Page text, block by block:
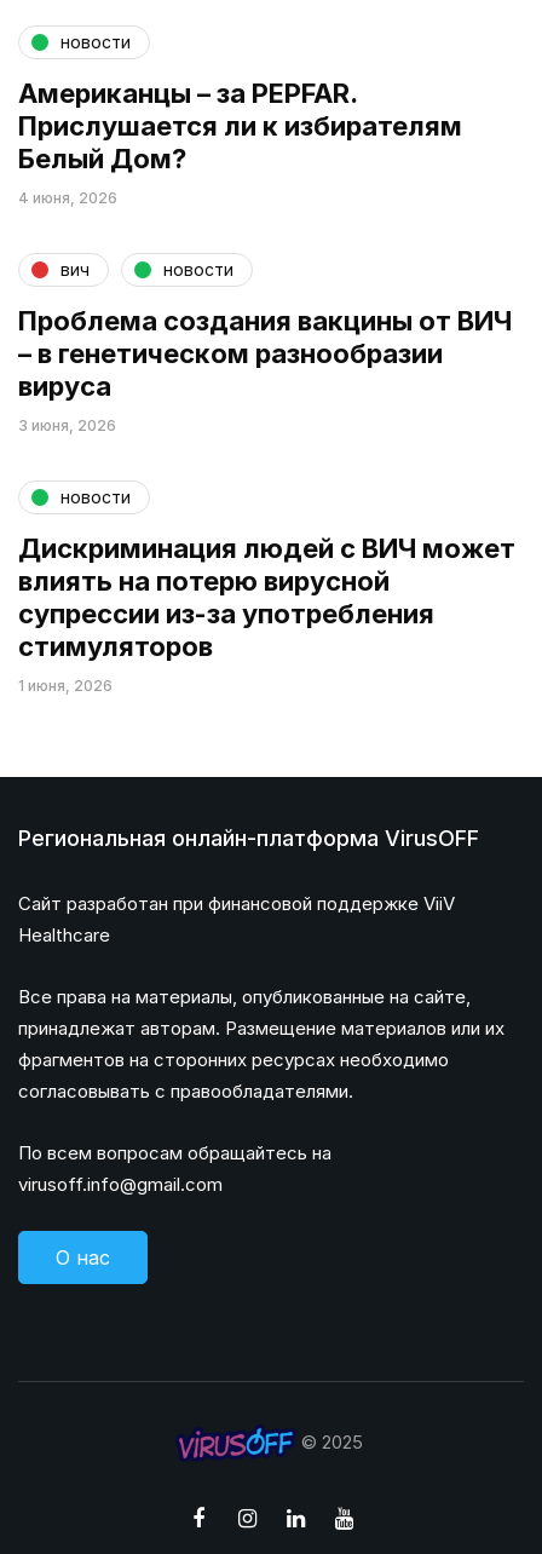
новости
Американцы – за PEPFAR.
Прислушается ли к избирателям
Белый Дом?
4 июня, 2026
вич новости
Проблема создания вакцины от ВИЧ
– в генетическом разнообразии
вируса
3 июня, 2026
новости
Дискриминация людей с ВИЧ может
влиять на потерю вирусной
супрессии из-за употребления
стимуляторов
1 июня, 2026
Региональная онлайн-платформа VirusOFF
Сайт разработан при финансовой поддержке ViiV
Healthcare
Все права на материалы, опубликованные на сайте,
принадлежат авторам. Размещение материалов или их
фрагментов на сторонних ресурсах необходимо
согласовывать с правообладателями.
По всем вопросам обращайтесь на
virusoff.info@gmail.com
О нас
© 2025